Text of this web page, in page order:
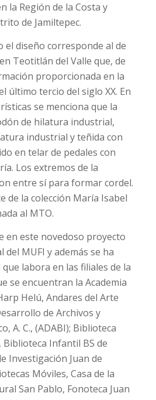
la Región de la Costa y
de Jamiltepec.
el diseño corresponde al de
Teotitlán del Valle que, de
proporcionada en la
último tercio del siglo XX. En
se menciona que la
de hilatura industrial,
industrial y teñida con
en telar de pedales con
Los extremos de la
entre sí para formar cordel.
de la colección María Isabel
al MTO.
en este novedoso proyecto
MUFI y además se ha
labora en las filiales de la
se encuentran la Academia
Helú, Andares del Arte
de Archivos y
A. C., (ADABI); Biblioteca
Infantil BS de
Investigación Juan de
Móviles, Casa de la
San Pablo, Fonoteca Juan